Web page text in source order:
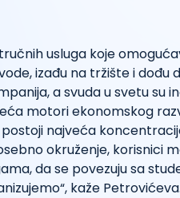
usluga koje
izađu na tržište i dođu
a svuda u svetu su
motori ekonomskog
najveća
okruženje, korisnici
da se povezuju sa
kaže